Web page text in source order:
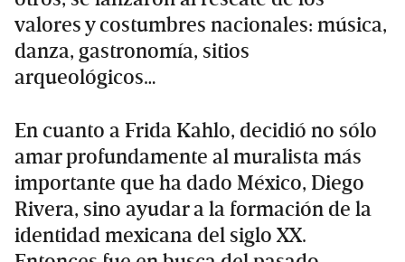
valores y costumbres nacionales: música,
danza, gastronomía, sitios
arqueológicos…
En cuanto a Frida Kahlo, decidió no sólo
amar profundamente al muralista más
importante que ha dado México, Diego
Rivera, sino ayudar a la formación de la
identidad mexicana del siglo XX.